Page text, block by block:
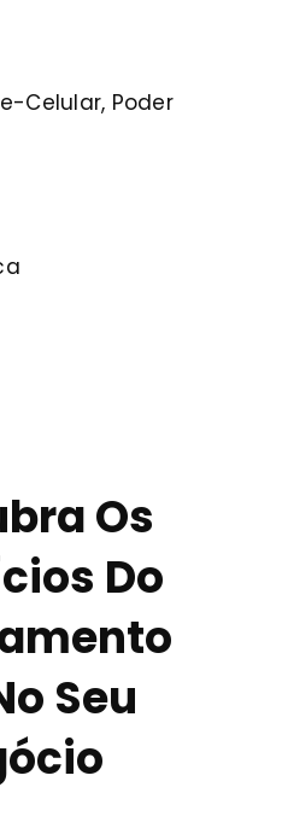
Celular, Poder
Os
Do
Seu